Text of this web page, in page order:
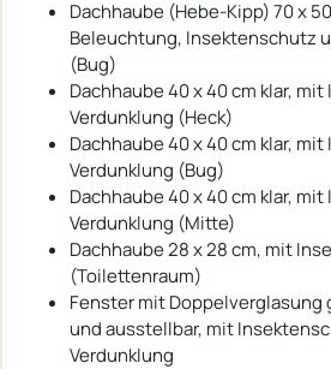
Dachhaube (Hebe-Kipp) 70 x
Beleuchtung, Insektenschutz
(Bug)
Dachhaube 40 x 40 cm klar,
Verdunklung (Heck)
Dachhaube 40 x 40 cm klar,
Verdunklung (Bug)
Dachhaube 40 x 40 cm klar,
Verdunklung (Mitte)
Dachhaube 28 x 28 cm, mit
(Toilettenraum)
Fenster mit
und ausstellbar, mit
Verdunklung